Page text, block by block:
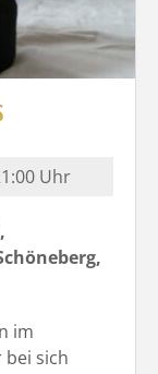
Uhr
im
bei sich